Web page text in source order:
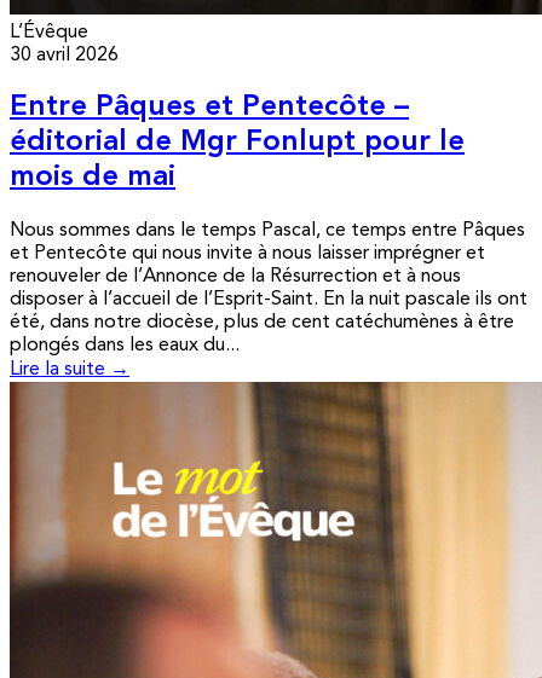
L’Évêque
30 avril 2026
Entre Pâques et Pentecôte –
éditorial de Mgr Fonlupt pour le
mois de mai
Nous sommes dans le temps Pascal, ce temps entre Pâques
et Pentecôte qui nous invite à nous laisser imprégner et
renouveler de l’Annonce de la Résurrection et à nous
disposer à l’accueil de l’Esprit-Saint. En la nuit pascale ils ont
été, dans notre diocèse, plus de cent catéchumènes à être
plongés dans les eaux du...
Lire la suite →